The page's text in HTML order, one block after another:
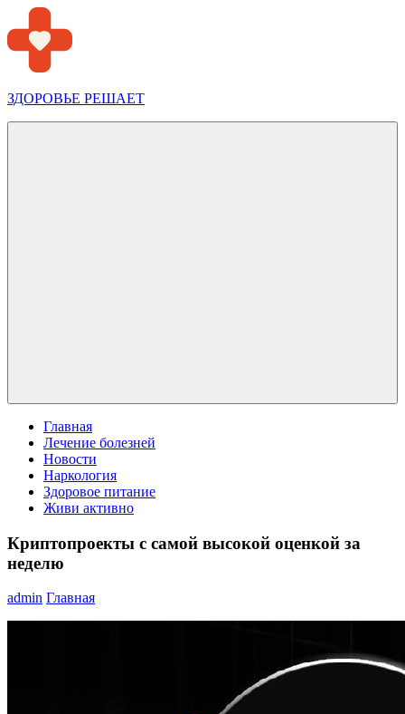
Перейти
к
содержимому
ЗДОРОВЬЕ РЕШАЕТ
Главная
Лечение болезней
Новости
Наркология
Здоровое питание
Живи активно
Криптопроекты с самой высокой оценкой за
неделю
admin Главная